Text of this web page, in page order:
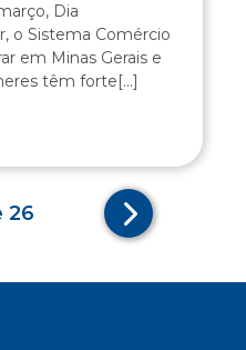
Dia
o Sistema Comércio
em Minas Gerais e
têm forte[...]
26